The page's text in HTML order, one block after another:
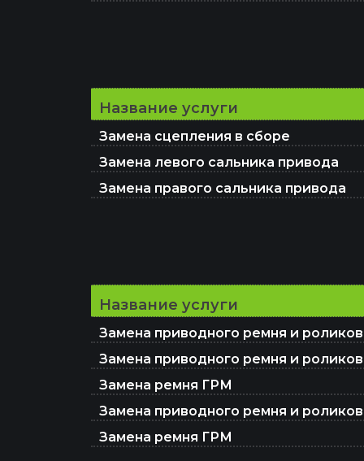
Название услуги
Замена сцепления в сборе
Замена левого сальника привода
Замена правого сальника привода
Название услуги
Замена приводного ремня и роликов
Замена приводного ремня и роликов
Замена ремня ГРМ
Замена приводного ремня и роликов
Замена ремня ГРМ